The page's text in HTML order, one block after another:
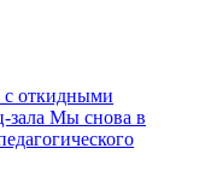
с откидными
зала Мы снова в